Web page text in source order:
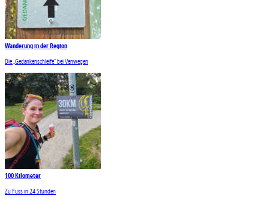
Wanderung in der Region
Die „Gedankenschleife” bei Venwegen
100 Kilometer
Zu Fuss in 24 Stunden